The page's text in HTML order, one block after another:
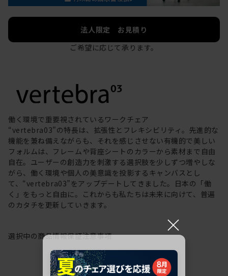
法人限定 お見積り
ご希望に応じて承ります。
働く環境で重要視されているワークチェア
“vertebra03”の特長は、拡張性とフレキシビリティ。先進的な
機能を兼ね備えながらも、それを感じさせない有機的で美しい
フォルムは、フレームや背座シートのカラーから素材まで自由
自在。ユーザーの創造力を刺激する選択肢を少しずつ増やしな
がら、働く環境や個人の美意識を投影するキャンバスとし
て、“vertebra03”をアップデートしてきました。日本の「働
く」をもっと自由に。これからも私たちは未来に向けて、普遍
のカタチを更新していきます。
選択中の商品情報保証注意事項 ×